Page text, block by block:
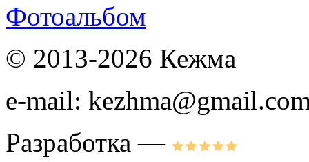
Фотоальбом
© 2013-2026 Кежма
e-mail:
Разработка —